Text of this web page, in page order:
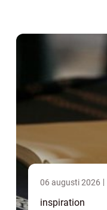
06 augusti 2026
inspiration